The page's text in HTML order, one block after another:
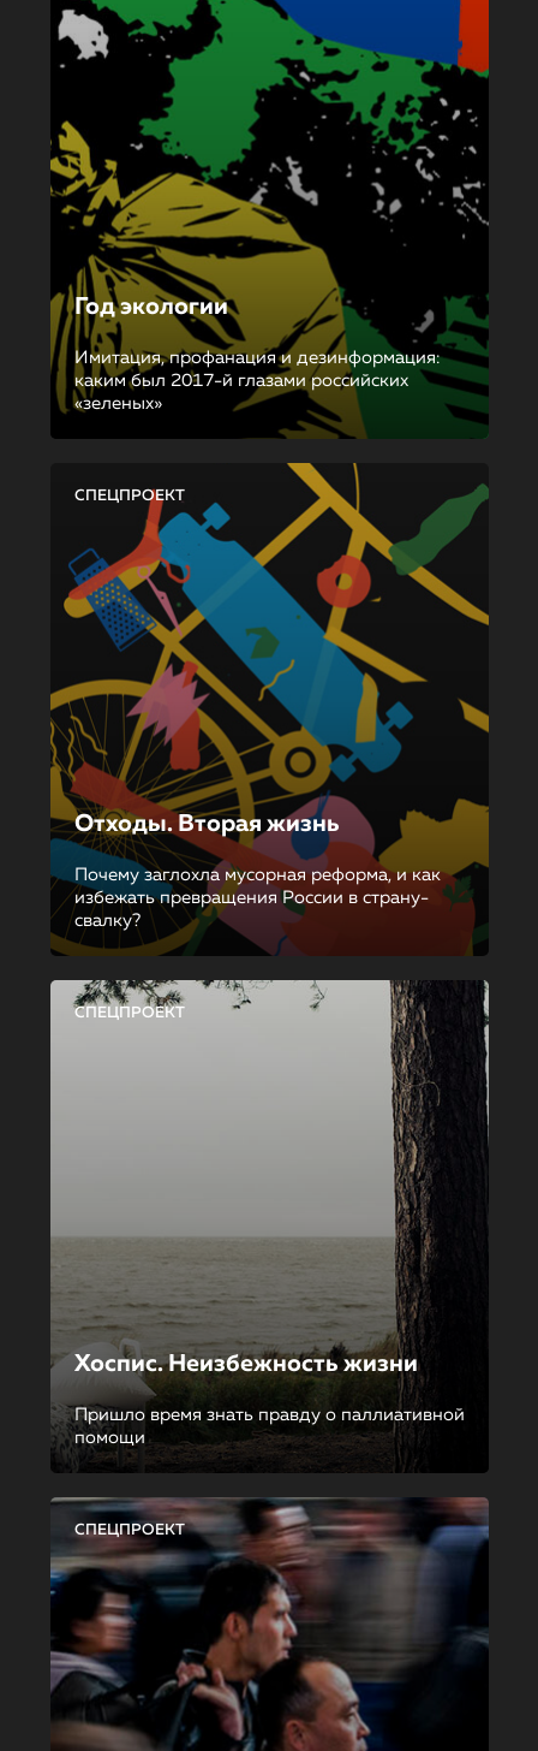
Год экологии
Имитация, профанация и дезинформация:
каким был 2017-й глазами российских
«зеленых»
СПЕЦПРОЕКТ
Отходы. Вторая жизнь
Почему заглохла мусорная реформа, и как
избежать превращения России в страну-
свалку?
СПЕЦПРОЕКТ
Хоспис. Неизбежность жизни
Пришло время знать правду о паллиативной
помощи
СПЕЦПРОЕКТ